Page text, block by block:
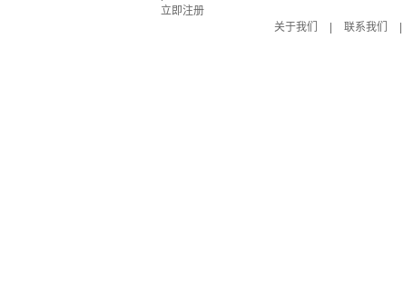
立即注册
关于我们
联系我们